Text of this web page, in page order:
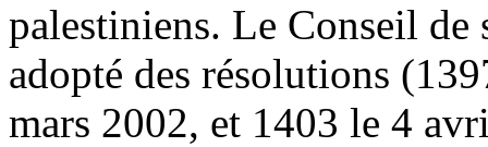
palestiniens. Le Conseil de
adopté des résolutions
mars 2002, et 1403 le 4